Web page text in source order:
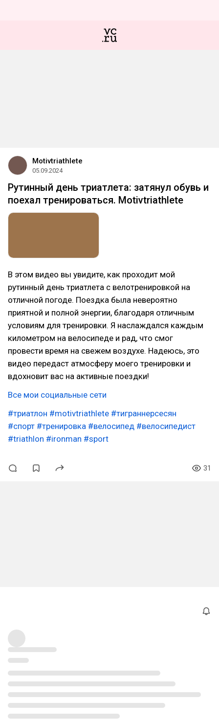
Motivtriathlete
05.09.2024
Рутинный день триатлета: затянул обувь и
поехал тренироваться. Motivtriathlete
В этом видео вы увидите, как проходит мой
рутинный день триатлета с велотренировкой на
отличной погоде. Поездка была невероятно
приятной и полной энергии, благодаря отличным
условиям для тренировки. Я наслаждался каждым
километром на велосипеде и рад, что смог
провести время на свежем воздухе. Надеюсь, это
видео передаст атмосферу моего тренировки и
вдохновит вас на активные поездки!
Все мои социальные сети
#триатлон #motivtriathlete #тиграннерсесян
#спорт #тренировка #велосипед #велосипедист
#triathlon #ironman #sport
31